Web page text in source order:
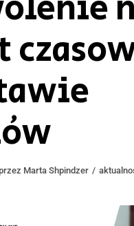
Marta Shpindzer